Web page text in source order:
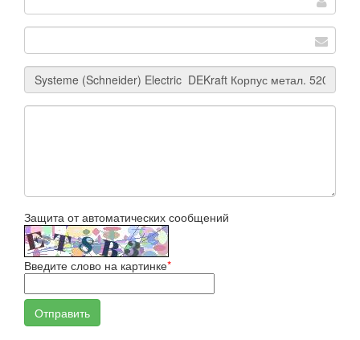
Защита от автоматических сообщений
Введите слово на картинке*